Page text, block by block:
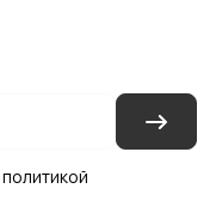
политикой